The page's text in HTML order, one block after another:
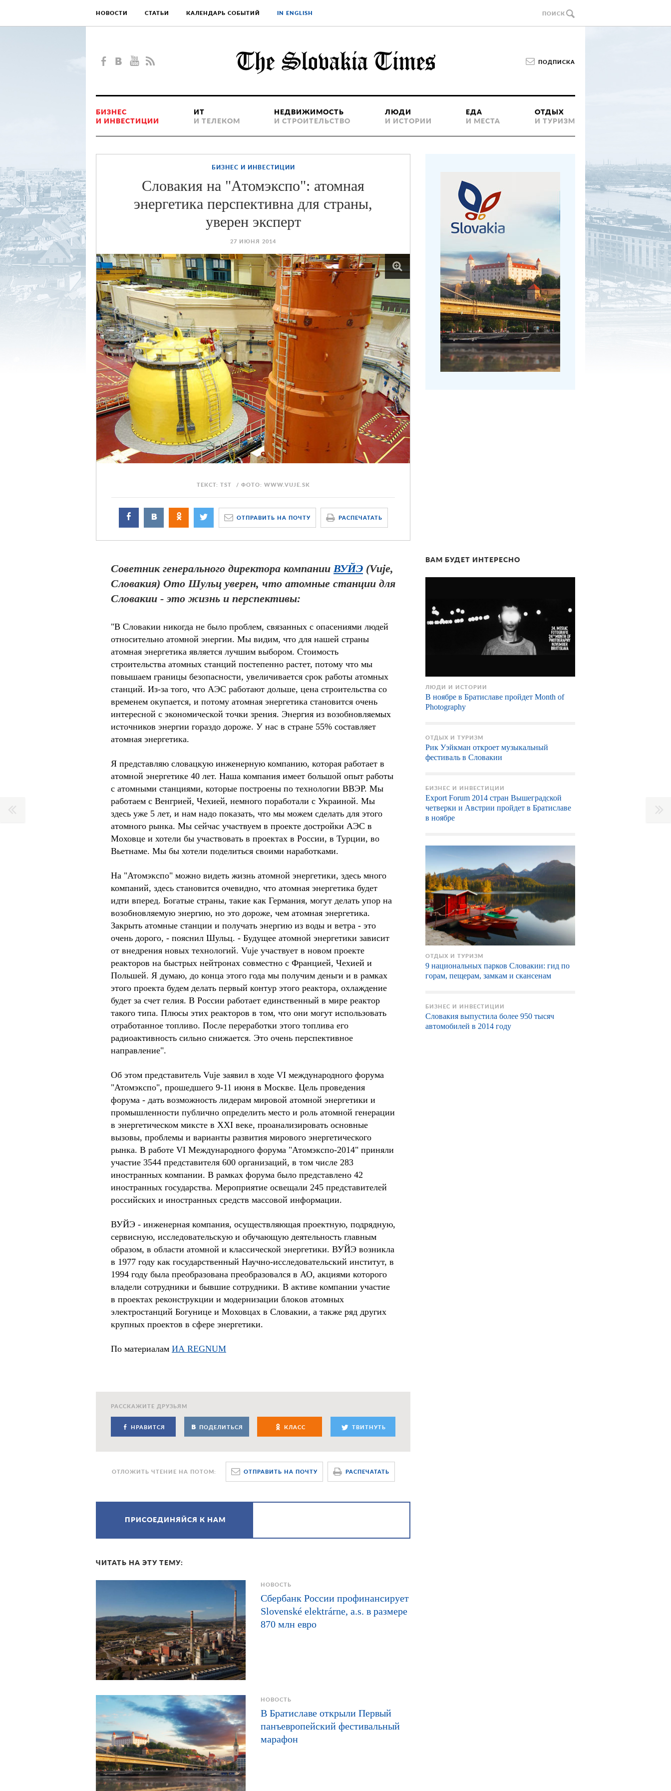
НОВОСТИ СТАТЬИ КАЛЕНДАРЬ СОБЫТИЙ IN ENGLISH ПОИСК
ПОДПИСКА
БИЗНЕС
И ИНВЕСТИЦИИ
ИТ
И ТЕЛЕКОМ
НЕДВИЖИМОСТЬ
И СТРОИТЕЛЬСТВО
ЛЮДИ
И ИСТОРИИ
ЕДА
И МЕСТА
ОТДЫХ
И ТУРИЗМ
БИЗНЕС И ИНВЕСТИЦИИ
Словакия на "Атомэкспо": атомная
энергетика перспективна для страны,
уверен эксперт
27 ИЮНЯ 2014
ТЕКСТ: TST ФОТО: WWW.VUJE.SK
ОТПРАВИТЬ НА ПОЧТУ РАСПЕЧАТАТЬ
Советник генерального директора компании ВУЙЭ (Vuje,
Словакия) Ото Шульц уверен, что атомные станции для
Словакии - это жизнь и перспективы:
"В Словакии никогда не было проблем, связанных с опасениями людей
относительно атомной энергии. Мы видим, что для нашей страны
атомная энергетика является лучшим выбором. Стоимость
строительства атомных станций постепенно растет, потому что мы
повышаем границы безопасности, увеличивается срок работы атомных
станций. Из-за того, что АЭС работают дольше, цена строительства со
временем окупается, и потому атомная энергетика становится очень
интересной с экономической точки зрения. Энергия из возобновляемых
источников энергии гораздо дороже. У нас в стране 55% составляет
атомная энергетика.
Я представляю словацкую инженерную компанию, которая работает в
атомной энергетике 40 лет. Наша компания имеет большой опыт работы
с атомными станциями, которые построены по технологии ВВЭР. Мы
работаем с Венгрией, Чехией, немного поработали с Украиной. Мы
здесь уже 5 лет, и нам надо показать, что мы можем сделать для этого
атомного рынка. Мы сейчас участвуем в проекте достройки АЭС в
Моховце и хотели бы участвовать в проектах в России, в Турции, во
Вьетнаме. Мы бы хотели поделиться своими наработками.
На "Атомэкспо" можно видеть жизнь атомной энергетики, здесь много
компаний, здесь становится очевидно, что атомная энергетика будет
идти вперед. Богатые страны, такие как Германия, могут делать упор на
возобновляемую энергию, но это дороже, чем атомная энергетика.
Закрыть атомные станции и получать энергию из воды и ветра - это
очень дорого, - пояснил Шульц. - Будущее атомной энергетики зависит
от внедрения новых технологий. Vuje участвует в новом проекте
реакторов на быстрых нейтронах совместно с Францией, Чехией и
Польшей. Я думаю, до конца этого года мы получим деньги и в рамках
этого проекта будем делать первый контур этого реактора, охлаждение
будет за счет гелия. В России работает единственный в мире реактор
такого типа. Плюсы этих реакторов в том, что они могут использовать
отработанное топливо. После переработки этого топлива его
радиоактивность сильно снижается. Это очень перспективное
направление".
Об этом представитель Vuje заявил в ходе VI международного форума
"Атомэкспо", прошедшего 9-11 июня в Москве. Цель проведения
форума - дать возможность лидерам мировой атомной энергетики и
промышленности публично определить место и роль атомной генерации
в энергетическом миксте в XXI веке, проанализировать основные
вызовы, проблемы и варианты развития мирового энергетического
рынка. В работе VI Международного форума "Атомэкспо-2014" приняли
участие 3544 представителя 600 организаций, в том числе 283
иностранных компании. В рамках форума было представлено 42
иностранных государства. Мероприятие освещали 245 представителей
российских и иностранных средств массовой информации.
ВУЙЭ - инженерная компания, осуществляющая проектную, подрядную,
сервисную, исследовательскую и обучающую деятельность главным
образом, в области атомной и классической энергетики. ВУЙЭ возникла
в 1977 году как государственный Научно-исследовательский институт, в
1994 году была преобразована преобразовался в АО, акциями которого
владели сотрудники и бывшие сотрудники. В активе компании участие
в проектах реконструкции и модернизации блoкoв атомных
электростанций Бoгуницe и Моховцах в Словакии, а также ряд других
крупных проектов в сфере энергетики.
По материалам ИА REGNUM
РАССКАЖИТЕ ДРУЗЬЯМ
НРАВИТСЯ ПОДЕЛИТЬСЯ КЛАСС ТВИТНУТЬ
ОТЛОЖИТЬ ЧТЕНИЕ НА ПОТОМ: ОТПРАВИТЬ НА ПОЧТУ РАСПЕЧАТАТЬ
ПРИСОЕДИНЯЙСЯ К НАМ
ЧИТАТЬ НА ЭТУ ТЕМУ:
НОВОСТЬ
Сбербанк России профинансирует
Slovenské elektrárne, a.s. в размере
870 млн евро
НОВОСТЬ
В Братиславе открыли Первый
панъевропейский фестивальный
марафон
ВАМ БУДЕТ ИНТЕРЕСНО
ЛЮДИ И ИСТОРИИ
В ноябре в Братиславе пройдет Month of
Photography
ОТДЫХ И ТУРИЗМ
Рик Уэйкман откроет музыкальный
фестиваль в Словакии
БИЗНЕС И ИНВЕСТИЦИИ
Export Forum 2014 стран Вышеградской
четверки и Австрии пройдет в Братиславе
в ноябре
ОТДЫХ И ТУРИЗМ
9 национальных парков Словакии: гид по
горам, пещерам, замкам и скансенам
БИЗНЕС И ИНВЕСТИЦИИ
Словакия выпустила более 950 тысяч
автомобилей в 2014 году